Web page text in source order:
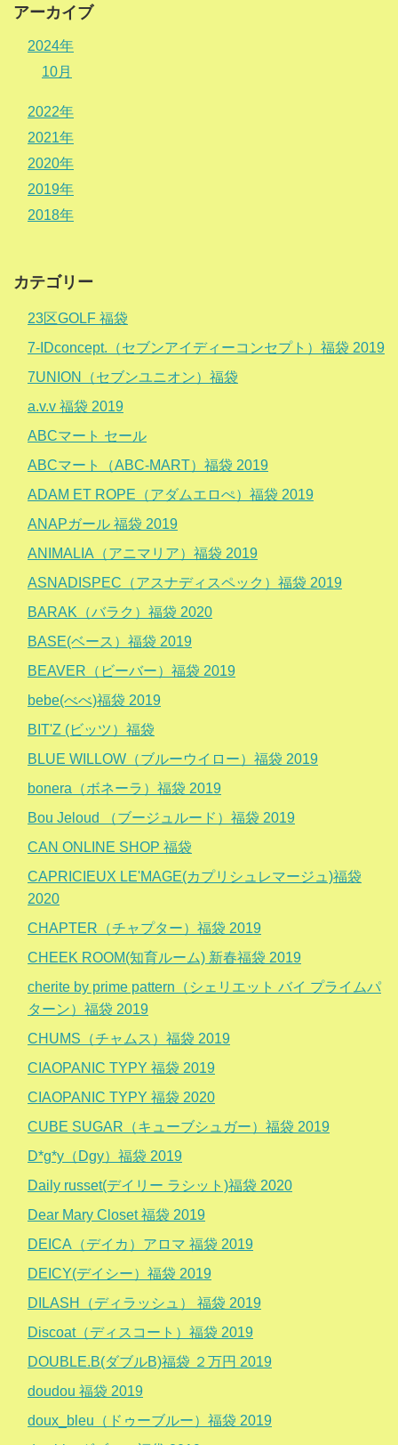
アーカイブ
2024年
10月
2022年
2021年
2020年
2019年
2018年
カテゴリー
23区GOLF 福袋
7-IDconcept.（セブンアイディーコンセプト）福袋 2019
7UNION（セブンユニオン）福袋
a.v.v 福袋 2019
ABCマート セール
ABCマート（ABC-MART）福袋 2019
ADAM ET ROPE（アダムエロぺ）福袋 2019
ANAPガール 福袋 2019
ANIMALIA（アニマリア）福袋 2019
ASNADISPEC（アスナディスペック）福袋 2019
BARAK（バラク）福袋 2020
BASE(ベース）福袋 2019
BEAVER（ビーバー）福袋 2019
bebe(べべ)福袋 2019
BIT'Z (ビッツ）福袋
BLUE WILLOW（ブルーウイロー）福袋 2019
bonera（ボネーラ）福袋 2019
Bou Jeloud （ブージュルード）福袋 2019
CAN ONLINE SHOP 福袋
CAPRICIEUX LE'MAGE(カプリシュレマージュ)福袋
2020
CHAPTER（チャプター）福袋 2019
CHEEK ROOM(知育ルーム) 新春福袋 2019
cherite by prime pattern（シェリエット バイ プライムパ
ターン）福袋 2019
CHUMS（チャムス）福袋 2019
CIAOPANIC TYPY 福袋 2019
CIAOPANIC TYPY 福袋 2020
CUBE SUGAR（キューブシュガー）福袋 2019
D*g*y（Dgy）福袋 2019
Daily russet(デイリー ラシット)福袋 2020
Dear Mary Closet 福袋 2019
DEICA（デイカ）アロマ 福袋 2019
DEICY(デイシー）福袋 2019
DILASH（ディラッシュ） 福袋 2019
Discoat（ディスコート）福袋 2019
DOUBLE.B(ダブルB)福袋 ２万円 2019
doudou 福袋 2019
doux_bleu（ドゥーブルー）福袋 2019